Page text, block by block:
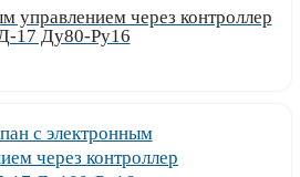
управлением через контроллер
17 Ду80-Ру16